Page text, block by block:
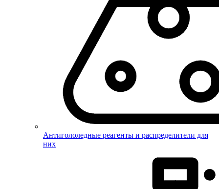
Антигололедные реагенты и распределители для
них